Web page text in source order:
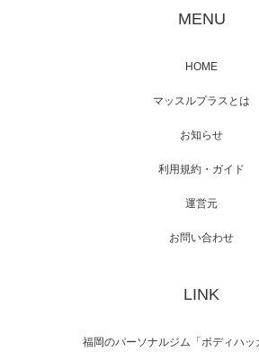
映画「メカバース」舞
【TV】NHK BS「
「ねとらぼ」さんに…
MENU
HOME
マッスルプラスとは
お知らせ
利用規約・ガイド
運営元
お問い合わせ
LINK
福岡のパーソナルジム「ボディハッ